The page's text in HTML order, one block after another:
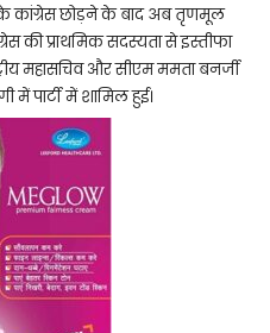
के कांग्रेस छोड़ने के बाद अब तृणमूल
की प्राथमिक सदस्यता से इस्तीफा
महासचिव और सीएम ममता बनर्जी
पार्टी में शामिल हुई।